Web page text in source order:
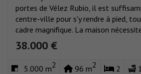
portes de Vélez Rubio, il est
centre-ville pour s'y rendre à pied,
cadre magnifique. La maison
38.000 €
5.000 m2 96 m2 2 1